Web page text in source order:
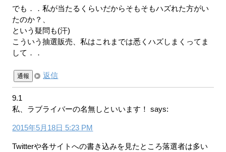
でも．．私が当たるくらいだからそもそもハズれた方がい
たのか？、
という疑問も(汗)
こういう抽選販売、私はこれまでは悉くハズしまくってま
して．．
通報 返信
9.1
私、ラブライバーの名無しといいます！
says:
2015年5月18日 5:23 PM
Twitterや各サイトへの書き込みを見たところ落選者は多い